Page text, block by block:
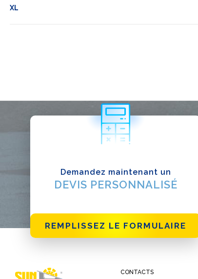
XL
Demandez maintenant un
DEVIS PERSONNALISÉ
REMPLISSEZ LE FORMULAIRE
CONTACTS